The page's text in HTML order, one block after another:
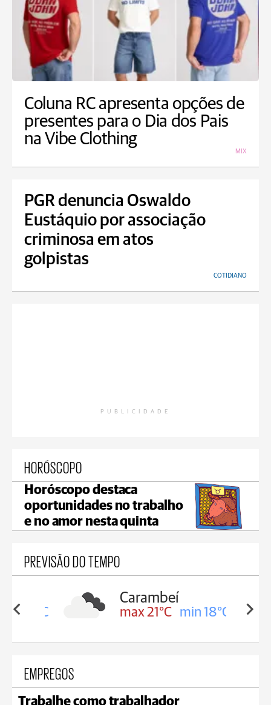
Coluna RC apresenta opções de
presentes para o Dia dos Pais
na Vibe Clothing
MIX
PGR denuncia Oswaldo
Eustáquio por associação
criminosa em atos
golpistas
COTIDIANO
PUBLICIDADE
HORÓSCOPO
Horóscopo destaca
oportunidades no trabalho
e no amor nesta quinta
PREVISÃO DO TEMPO
19°C
Carambeí
max 21°C min 18°C
EMPREGOS
Trabalhe como trabalhador